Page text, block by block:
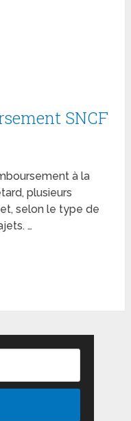
SNCF
à la
plusieurs
selon le type de
…